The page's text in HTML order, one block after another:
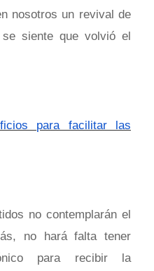
nosotros un revival de
siente que volvió el
para facilitar las
no contemplarán el
no hará falta tener
para recibir la